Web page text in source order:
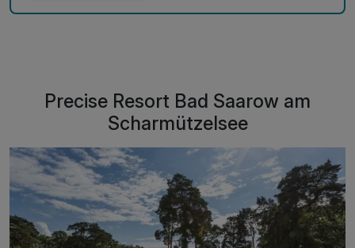
Precise Resort Bad Saarow am
Scharmützelsee